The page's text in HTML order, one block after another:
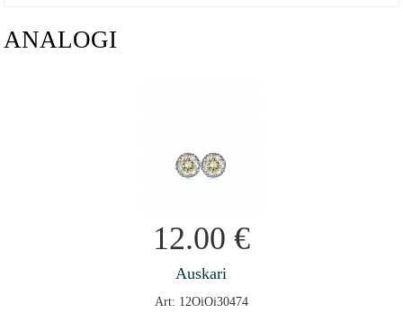
ANALOGI
12.00 €
Auskari
Art: 12OiOi30474